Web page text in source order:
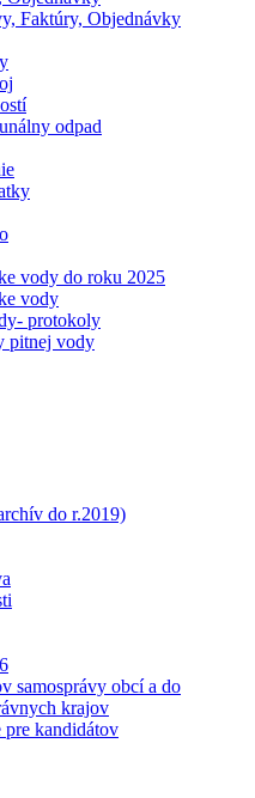
Faktúry, Objednávky
odpad
vody do roku 2025
vody
protokoly
pitnej vody
do r.2019)
samosprávy obcí a do
krajov
pre kandidátov